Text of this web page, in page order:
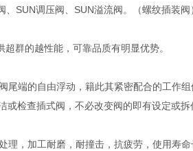
SUN调压阀、SUN溢流阀。（螺纹插装阀
群的越性能，可靠品质有明显优势。
尾端的自由浮动，籍此其紧密配合的工作
或检查插式阀，不必改变阀的即有设定或拆
理，加工耐磨，耐撞击，抗疲劳，使用寿命